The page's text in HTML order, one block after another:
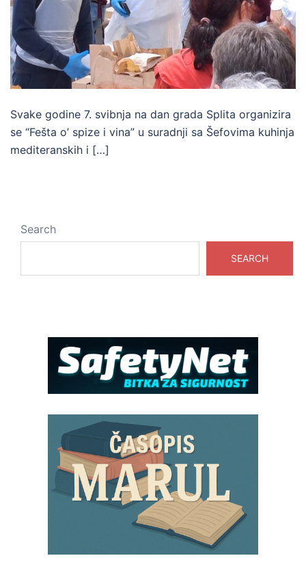
Svake godine 7. svibnja na dan grada Splita organizira
se “Fešta o’ spize i vina” u suradnji sa Šefovima kuhinja
mediteranskih i […]
Search
SEARCH